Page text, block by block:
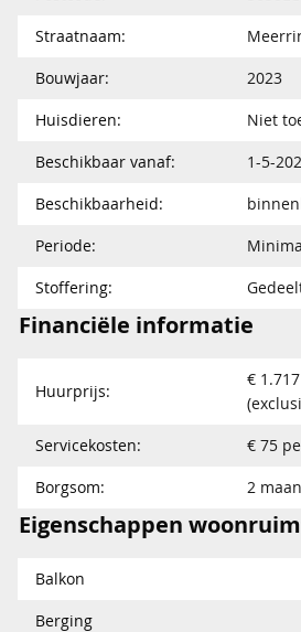
Straatnaam:
Bouwjaar:
2023
Huisdieren:
Niet
Beschikbaar vanaf:
1-5-
Beschikbaarheid:
Periode:
Stoffering:
Financiële informatie
Huurprijs:
€
Servicekosten:
€ 75
Borgsom:
2
Eigenschappen
Balkon
Berging